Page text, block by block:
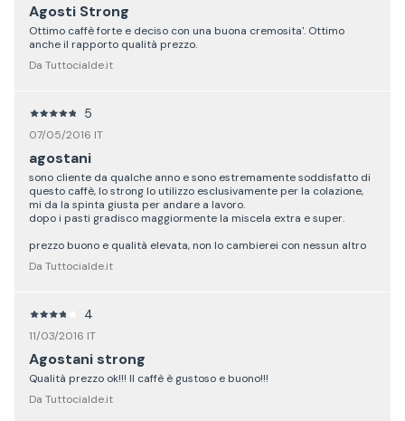
Agosti Strong
Ottimo caffè forte e deciso con una buona cremosita'. Ottimo
anche il rapporto qualità prezzo.
Da Tuttocialde.it
5
07/05/2016 IT
agostani
sono cliente da qualche anno e sono estremamente soddisfatto di
questo caffè, lo strong lo utilizzo esclusivamente per la colazione,
mi da la spinta giusta per andare a lavoro.
dopo i pasti gradisco maggiormente la miscela extra e super.
prezzo buono e qualità elevata, non lo cambierei con nessun altro
Da Tuttocialde.it
4
11/03/2016 IT
Agostani strong
Qualità prezzo ok!!! Il caffè è gustoso e buono!!!
Da Tuttocialde.it